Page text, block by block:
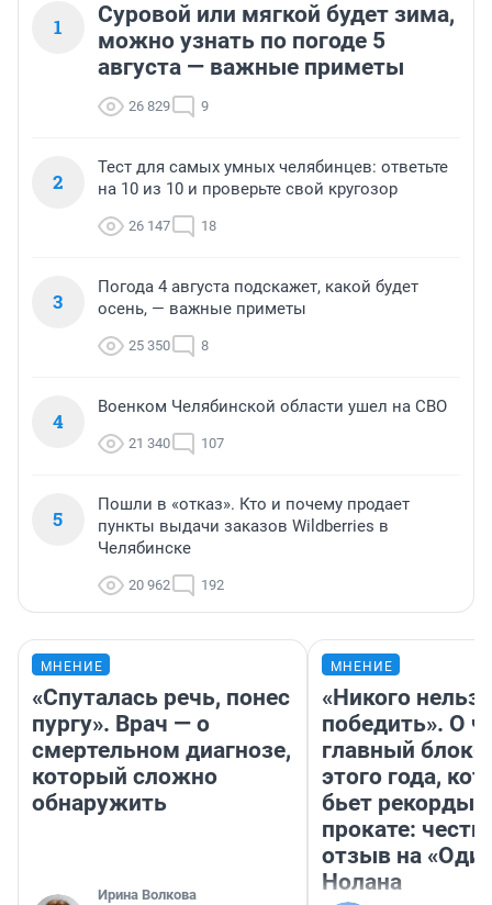
1
Суровой или мягкой будет зима,
можно узнать по погоде 5
августа — важные приметы
26 829 9
2
Тест для самых умных челябинцев: ответьте
на 10 из 10 и проверьте свой кругозор
26 147 18
3
Погода 4 августа подскажет, какой будет
осень, — важные приметы
25 350 8
4
Военком Челябинской области ушел на СВО
21 340 107
5
Пошли в «отказ». Кто и почему продает
пункты выдачи заказов Wildberries в
Челябинске
20 962 192
МНЕНИЕ
«Спуталась речь, понес
пургу». Врач — о
смертельном диагнозе,
который сложно
обнаружить
Ирина Волкова
МНЕНИЕ
«Никого нельзя
победить». О
главный
этого года,
бьет рекорды в
прокате:
отзыв на
Нолана